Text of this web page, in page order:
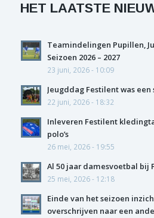
HET LAATSTE
Teamindelingen Pupillen,
Seizoen 2026 – 2027
23 juni, 2026 - 10:09
Jeugddag Festilent was een
22 juni, 2026 - 18:32
Inleveren Festilent
polo’s
26 mei, 2026 - 19:55
Al 50 jaar damesvoetbal bij
25 mei, 2026 - 12:18
Einde van het seizoen
overschrijven naar een